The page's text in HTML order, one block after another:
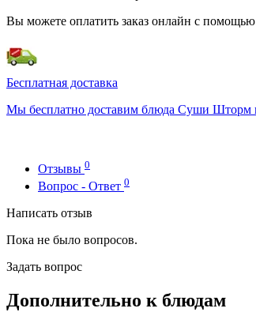
Вы можете оплатить заказ онлайн с
Бесплатная доставка
Мы бесплатно доставим блюда Суши Шторм в
Отзывы 0
Вопрос - Ответ 0
Написать отзыв
Пока не было вопросов.
Задать вопрос
Дополнительно к блюдам